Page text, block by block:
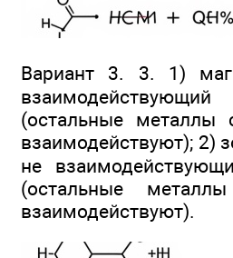
Вариант 3. 3. 1)
(остальные металлы
взаимодействуют); 2)
не
(остальные
взаимодействуют).